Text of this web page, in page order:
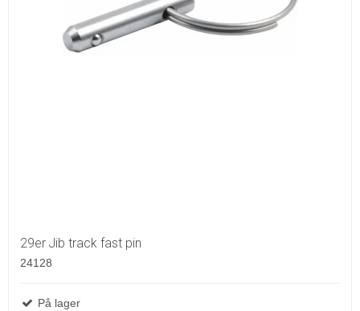
29er Jib track fast pin
24128
På lager